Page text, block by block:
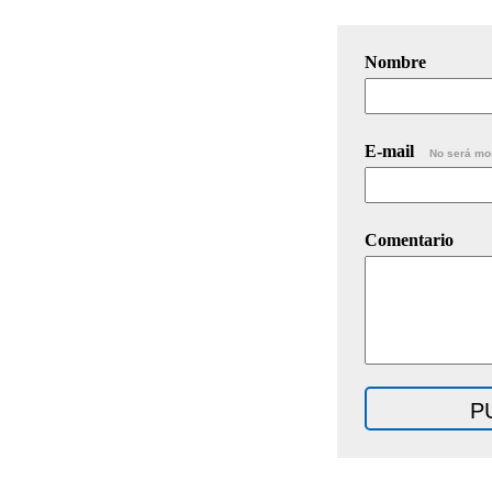
Nombre
E-mail No será
Comentario